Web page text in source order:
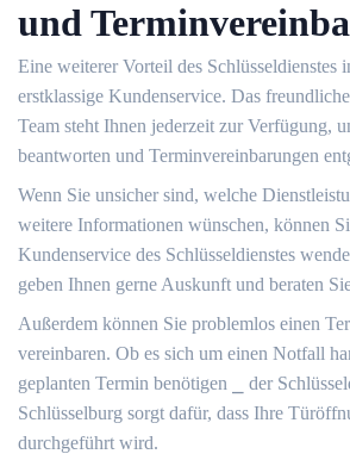
und
Eine weiterer Vorteil des Schlüsseldienstes
erstklassige Kundenservice.​ Das
Team steht Ihnen jederzeit zur Verfügung,
beantworten und Terminvereinbarungen
Wenn Sie unsicher sind, welche
weitere Informationen wünschen, können
Kundenservice des Schlüsseldienstes
geben Ihnen gerne Auskunft und beraten
Außerdem können Sie problemlos einen
vereinbaren.​ Ob es sich um einen Notfall
geplanten Termin benötigen ⎯ der
Schlüsselburg sorgt dafür, dass Ihre
durchgeführt wird.​